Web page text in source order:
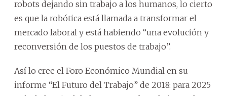
robots dejando sin trabajo a los humanos, lo cierto
es que la robótica está llamada a transformar el
mercado laboral y está habiendo “una evolución y
reconversión de los puestos de trabajo”.
Así lo cree el Foro Económico Mundial en su
informe “El Futuro del Trabajo” de 2018: para 2025